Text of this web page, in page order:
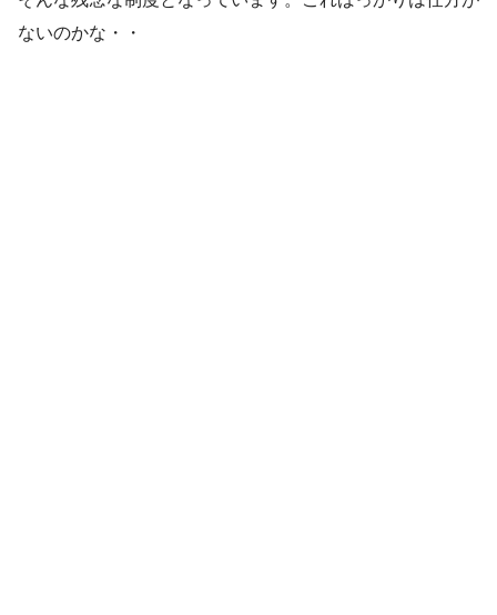
ないのかな・・